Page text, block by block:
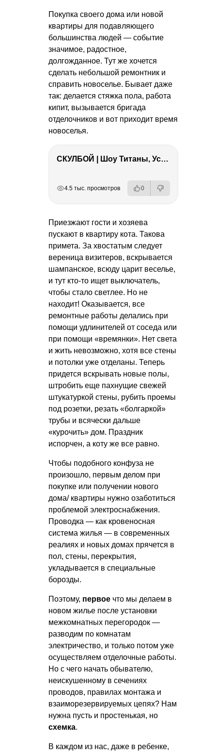
Покупка своего дома или новой
квартиры для подавляющего
большинства людей — событие
значимое, радостное,
долгожданное. Тут же хочется
сделать небольшой ремонтник и
справить новоселье. Бывает даже
так: делается стяжка пола, работа
кипит, вызывается бригада
отделочников и вот приходит время
новоселья.
СКУЛБОЙ | Шоу Титаны, Усейн Болт, Ларрат, Зашквар!
4.5 тыс. просмотров 0
Приезжают гости и хозяева
пускают в квартиру кота. Такова
примета. За хвостатым следует
вереница визитеров, вскрывается
шампанское, всюду царит веселье,
и тут кто-то ищет выключатель,
чтобы стало светлее. Но не
находит! Оказывается, все
ремонтные работы делались при
помощи удлинителей от соседа или
при помощи «времянки». Нет света
и жить невозможно, хотя все стены
и потолки уже отделаны. Теперь
придется вскрывать новые полы,
штробить еще пахнущие свежей
штукатуркой стены, рубить проемы
под розетки, резать «болгаркой»
трубы и всячески дальше
«курочить» дом. Праздник
испорчен, а коту же все равно.
Чтобы подобного конфуза не
произошло, первым делом при
покупке или получении нового
дома/ квартиры нужно озаботиться
проблемой электроснабжения.
Проводка — как кровеносная
система жилья — в современных
реалиях и новых домах прячется в
пол, стены, перекрытия,
укладывается в специальные
борозды.
Поэтому, первое что мы делаем в
новом жилье после установки
межкомнатных перегородок —
разводим по комнатам
электричество, и только потом уже
осуществляем отделочные работы.
Но с чего начать обывателю,
неискушенному в сечениях
проводов, правилах монтажа и
взаиморезервируемых цепях? Нам
нужна пусть и простенькая, но
схемка.
В каждом из нас, даже в ребенке,